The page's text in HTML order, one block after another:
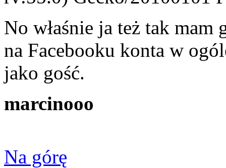
No właśnie ja też tak
na Facebooku konta w
jako gość.
marcinooo
Na górę